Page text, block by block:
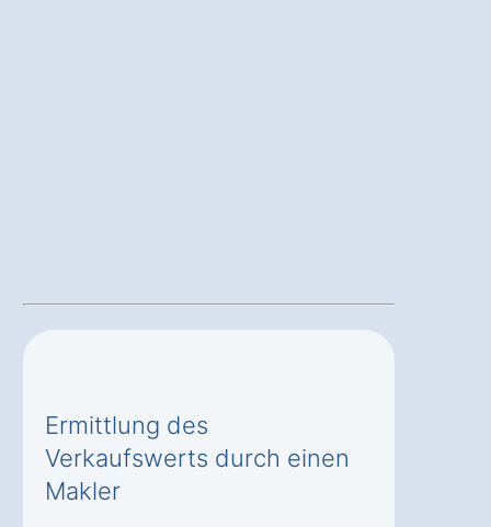
Ermittlung des
Verkaufswerts durch einen
Makler